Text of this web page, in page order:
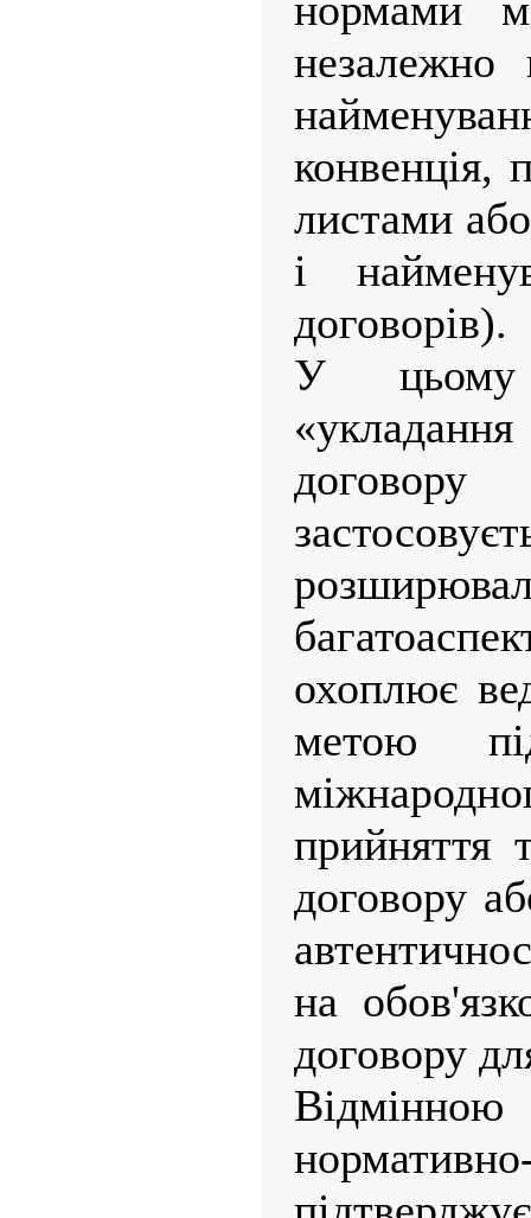
нормами
незалежно
конвенція,
листами
і
договорів).
У цьому
охоплює
метою
прийняття
договору
на
договору